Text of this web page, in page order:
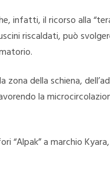
infatti, il ricorso alla
riscaldati, può
zona della schiena,
la
“Alpak” a marchio